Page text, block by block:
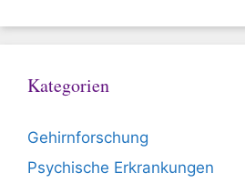
Kategorien
Gehirnforschung
Psychische Erkrankungen